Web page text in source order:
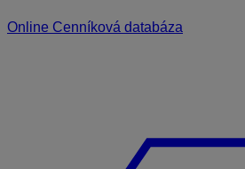
Online Cenníková databáza